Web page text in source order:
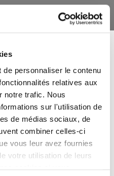
personnaliser le contenu
relatives aux
notre trafic. Nous
sur l'utilisation de
de médias sociaux, de
combiner celles-ci
vous leur avez fournies
votre utilisation de leurs